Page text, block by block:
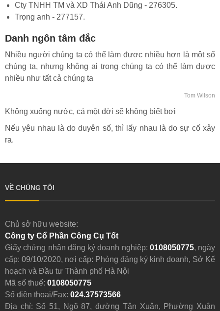
Cty TNHH TM và XD Thái Anh Dũng - 276305.
Trọng anh - 277157.
Danh ngôn tâm đắc
Nhiều người chúng ta có thể làm được nhiều hơn là một số
chúng ta, nhưng không ai trong chúng ta có thể làm được
nhiều như tất cả chúng ta
Tom Wilson
Không xuống nước, cả một đời sẽ không biết bơi
Nếu yêu nhau là do duyên số, thì lấy nhau là do sự cố xảy
ra.
VỀ CHÚNG TÔI
Chủ sở hữu website:
Công ty Cổ Phần Công Cụ Tốt
Giấy chứng nhận đăng ký doanh nghiệp: 0108050775, ngày
cấp: 09/10/2020, nơi cấp: Phòng đăng ký kinh doanh, Sở Kế
hoạch và Đầu tư Thành phố Hà Nội
Mã số thuế: 0108050775
Số điện thoại/Fax: 024.37573566
Địa chỉ: Số 51, Ngõ 87, đường Tân Xuân, Phường Xuân